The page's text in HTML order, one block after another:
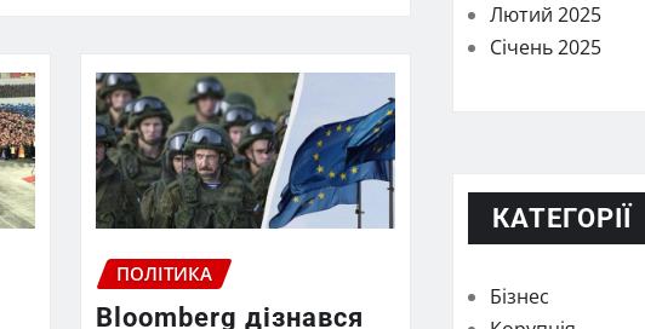
ПОЛІТИКА
Bloomberg дізнався
Лютий 2025
Січень 2025
КАТЕГОРІЇ
Бізнес